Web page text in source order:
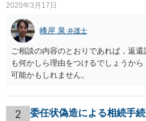
2020年3月17日
峰岸 泉 弁護士
ご相談の内容のとおりであれば，返
も何かしら理由をつけるでしょうか
可能かもしれません。
2 委任状偽造による相続手